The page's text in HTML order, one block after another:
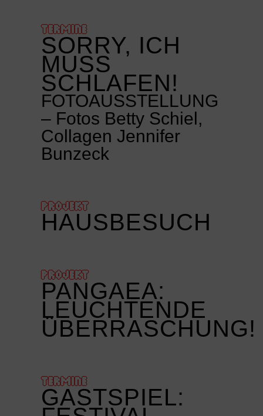
TERMINE
SORRY, ICH
MUSS
SCHLAFEN!
FOTOAUSSTELLUNG
– Fotos Betty Schiel,
Collagen Jennifer
Bunzeck
PROJEKT
HAUSBESUCH
PROJEKT
PANGAEA:
LEUCHTENDE
ÜBERRASCHUNG!
TERMINE
GASTSPIEL: